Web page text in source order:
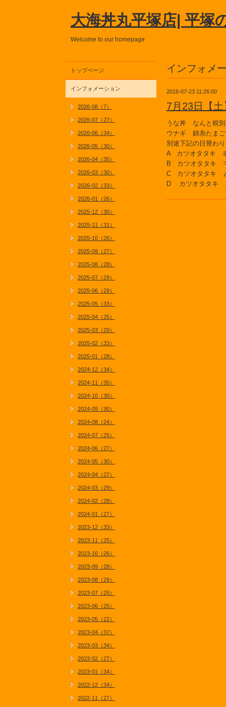
大海丼丸平塚店| 平塚
Welcome to our homepage
インフォメ
2016-07-23 11:26:00
7月23日【
うな丼 なんと税別
ウナギ 錦糸たまご
別途下記の日替わ
A カツオタタキ
B カツオタタキ
C カツオタタキ
D カツオタタキ
トップページ
インフォメーション
2026-08（7）
2026-07（27）
2026-06（34）
2026-05（30）
2026-04（35）
2026-03（30）
2026-02（33）
2026-01（26）
2025-12（30）
2025-11（31）
2025-10（26）
2025-09（27）
2025-08（28）
2025-07（29）
2025-06（29）
2025-05（33）
2025-04（25）
2025-03（29）
2025-02（33）
2025-01（28）
2024-12（34）
2024-11（35）
2024-10（30）
2024-09（30）
2024-08（24）
2024-07（25）
2024-06（27）
2024-05（30）
2024-04（27）
2024-03（29）
2024-02（28）
2024-01（27）
2023-12（33）
2023-11（25）
2023-10（26）
2023-09（28）
2023-08（29）
2023-07（25）
2023-06（25）
2023-05（22）
2023-04（37）
2023-03（34）
2023-02（27）
2023-01（34）
2022-12（34）
2022-11（27）